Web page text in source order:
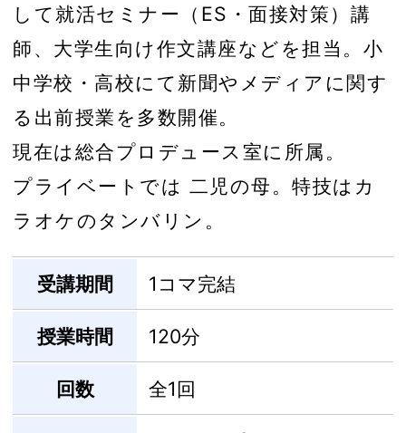
して就活セミナー（ES・面接対策）講
師、大学生向け作文講座などを担当。小
中学校・高校にて新聞やメディアに関す
る出前授業を多数開催。
現在は総合プロデュース室に所属。
プライベートでは 二児の母。特技はカ
ラオケのタンバリン。
受講期間 1コマ完結
授業時間 120分
回数 全1回